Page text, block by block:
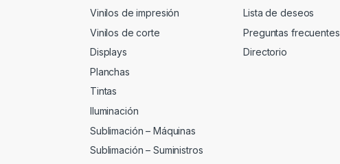
Vinilos de impresión
Vinilos de corte
Displays
Planchas
Tintas
Iluminación
Sublimación – Máquinas
Sublimación – Suministros
Lista de deseos
Preguntas frecuentes
Directorio